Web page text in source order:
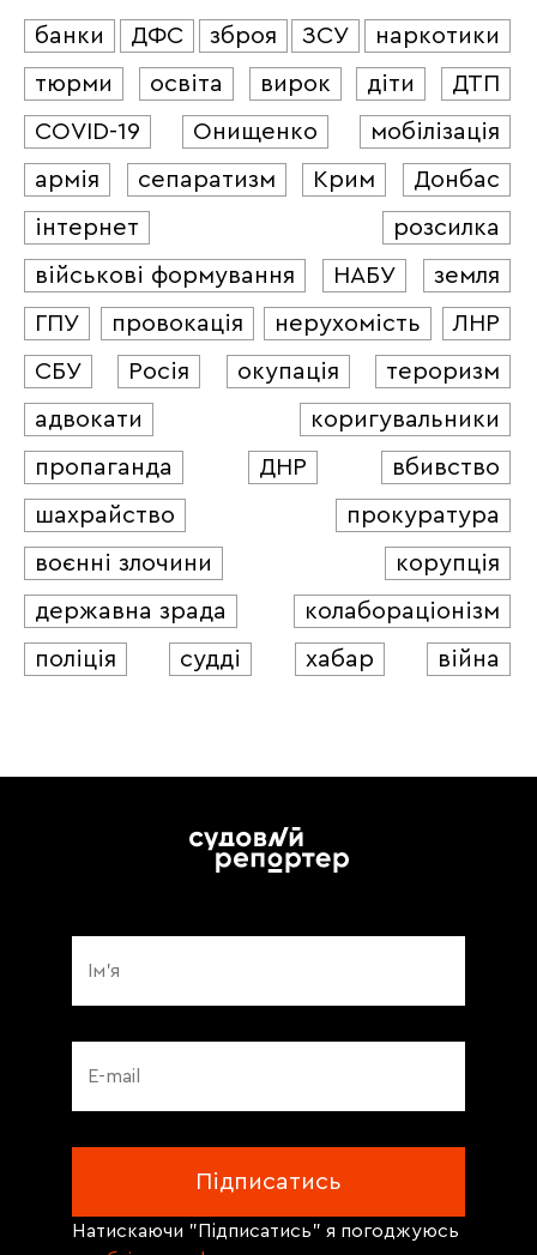
банки ДФС зброя ЗСУ
наркотики
тюрми
освіта вирок діти
ДТП
COVID-19
Онищенко
мобілізація
армія
сепаратизм Крим
Донбас
інтернет
розсилка
військові формування
НАБУ
земля
ГПУ
провокація нерухомість
ЛНР
СБУ
Росія окупація
тероризм
адвокати
коригувальники
пропаганда
ДНР
вбивство
шахрайство
прокуратура
воєнні злочини
корупція
державна зрада
колабораціонізм
поліція
судді хабар війна
Натискаючи "Підписатись" я погоджуюсь